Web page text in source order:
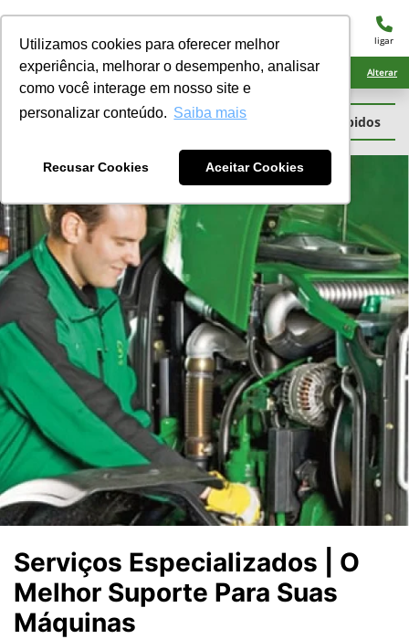
Utilizamos cookies para oferecer melhor
experiência, melhorar o desempenho, analisar
como você interage em nosso site e
personalizar conteúdo. Saiba mais
Recusar Cookies Aceitar Cookies
menu ligar
Ciarama Máquinas Eldorado Alterar
Peças Garantia Guias Rápidos
Serviços
Serviços Especializados | O
Melhor Suporte Para Suas
Máquinas